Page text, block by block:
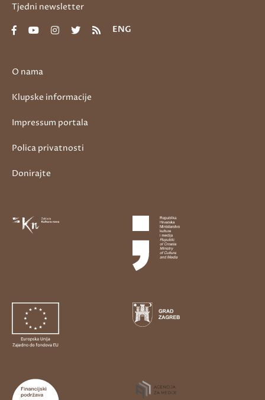
O nama
Klupske informacije
Impressum portala
Polica privatnosti
Donirajte
Tjedni newsletter
ENG